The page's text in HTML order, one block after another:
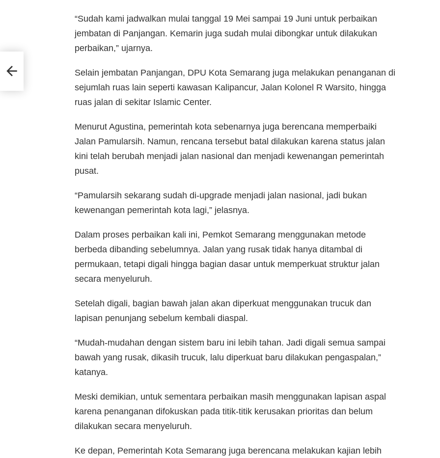
“Sudah kami jadwalkan mulai tanggal 19 Mei sampai 19 Juni untuk perbaikan
jembatan di Panjangan. Kemarin juga sudah mulai dibongkar untuk dilakukan
perbaikan,” ujarnya.
Selain jembatan Panjangan, DPU Kota Semarang juga melakukan penanganan di
sejumlah ruas lain seperti kawasan Kalipancur, Jalan Kolonel R Warsito, hingga
ruas jalan di sekitar Islamic Center.
Menurut Agustina, pemerintah kota sebenarnya juga berencana memperbaiki
Jalan Pamularsih. Namun, rencana tersebut batal dilakukan karena status jalan
kini telah berubah menjadi jalan nasional dan menjadi kewenangan pemerintah
pusat.
“Pamularsih sekarang sudah di-upgrade menjadi jalan nasional, jadi bukan
kewenangan pemerintah kota lagi,” jelasnya.
Dalam proses perbaikan kali ini, Pemkot Semarang menggunakan metode
berbeda dibanding sebelumnya. Jalan yang rusak tidak hanya ditambal di
permukaan, tetapi digali hingga bagian dasar untuk memperkuat struktur jalan
secara menyeluruh.
Setelah digali, bagian bawah jalan akan diperkuat menggunakan trucuk dan
lapisan penunjang sebelum kembali diaspal.
“Mudah-mudahan dengan sistem baru ini lebih tahan. Jadi digali semua sampai
bawah yang rusak, dikasih trucuk, lalu diperkuat baru dilakukan pengaspalan,”
katanya.
Meski demikian, untuk sementara perbaikan masih menggunakan lapisan aspal
karena penanganan difokuskan pada titik-titik kerusakan prioritas dan belum
dilakukan secara menyeluruh.
Ke depan, Pemerintah Kota Semarang juga berencana melakukan kajian lebih